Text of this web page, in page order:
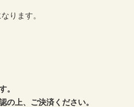
ります。
。
の上、ご決済ください。